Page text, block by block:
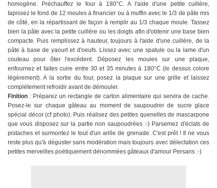
homogène. Préchauffez le four à 180°C. A l'aide d'une petite cuillère,
tapissez le fond de 12 moules à financier ou à muffin avec le 1/3 de pâte mis
de côté, en la répartissant de façon à remplir au 1/3 chaque moule. Tassez
bien la pâte avec la petite cuillère ou les doigts afin d'obtenir une base bien
compacte. Puis remplissez à hauteur, toujours à l'aide d'une cuillère, de la
pâte à base de yaourt et d'oeufs. Lissez avec une spatule ou la lame d'un
couteau pour ôter l'excédent. Déposez les moules sur une plaque,
enfournez et faites cuire entre 30 et 35 minutes à 180°C (le dessus colore
légèrement). A la sortie du four, posez la plaque sur une grille et laissez
complètement refroidir avant de démouler.
Finition : Préparez un rectangle de carton alimentaire qui servira de cache.
Posez-le sur chaque gâteau au moment de saupoudrer de sucre glace
spécial décor (cf photo). Puis réalisez des petites quenelles de mascarpone
que vous disposez sur la partie non saupoudrées :-) Parsemez d'éclats de
pistaches et surmontez le tout d'un arille de grenade. C'est prêt ! Il ne vous
reste plus qu'à déguster sans modération mais toujours avec délectation ces
petites merveilles poétiquement dénommées gâteaux d'amour Persans :-)